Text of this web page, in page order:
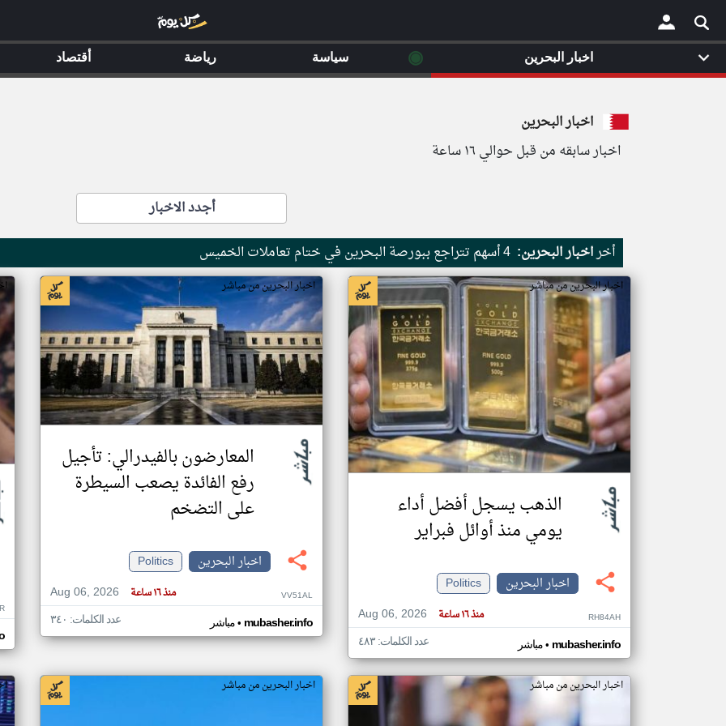
×
اخبار البحرين
اخبار سابقه من قبل حوالي ١٦ ساعة
أجدد الاخبار
أخراخبار البحرين: 4 أسهم تتراجع ببورصة البحرين في ختام تعاملات الخميس
اخبار البحرين من مباشر
الذهب يسجل أفضل أداء
يومي منذ أوائل فبراير
اخبار البحرين
Politics
Aug 06, 2026
منذ ١٦ ساعة RH84AH
مباشر• mubasher.info عدد الكلمات: ٤٨٣
اخبار البحرين من مباشر
المعارضون بالفيدرالي: تأجيل
رفع الفائدة يصعب السيطرة
على التضخم
اخبار البحرين
Politics
Aug 06, 2026
منذ ١٦ ساعة VV51AL
مباشر• mubasher.info عدد الكلمات: ٣٤٠
اخبار البحرين من مباشر اخبار البحرين من مباشر
اخبار البحرين ◉ سياسة رياضة أقتصاد